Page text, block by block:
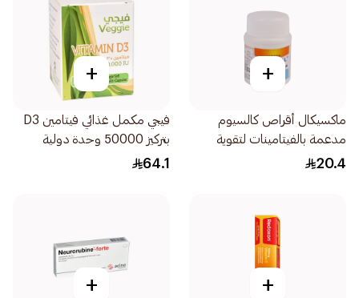
+
ماكسيكال أقراص كالسيوم
مدعمة بالفيتامينات لتقوية
العظام 30ااقراص
20.4
+
فيجي مكمل غذائي فيتامين D3
بتركيز 50000 وحدة دولية
لتعزيز صحة العظام 20قرص
64.1
+
+